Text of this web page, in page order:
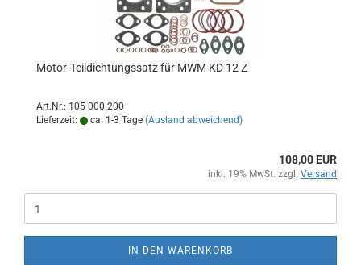
Motor-Teildichtungssatz für MWM KD 12 Z
Art.Nr.: 105 000 200
Lieferzeit:
ca. 1-3 Tage (Ausland abweichend)
108,00 EUR
inkl. 19% MwSt. zzgl. Versand
IN DEN WARENKORB